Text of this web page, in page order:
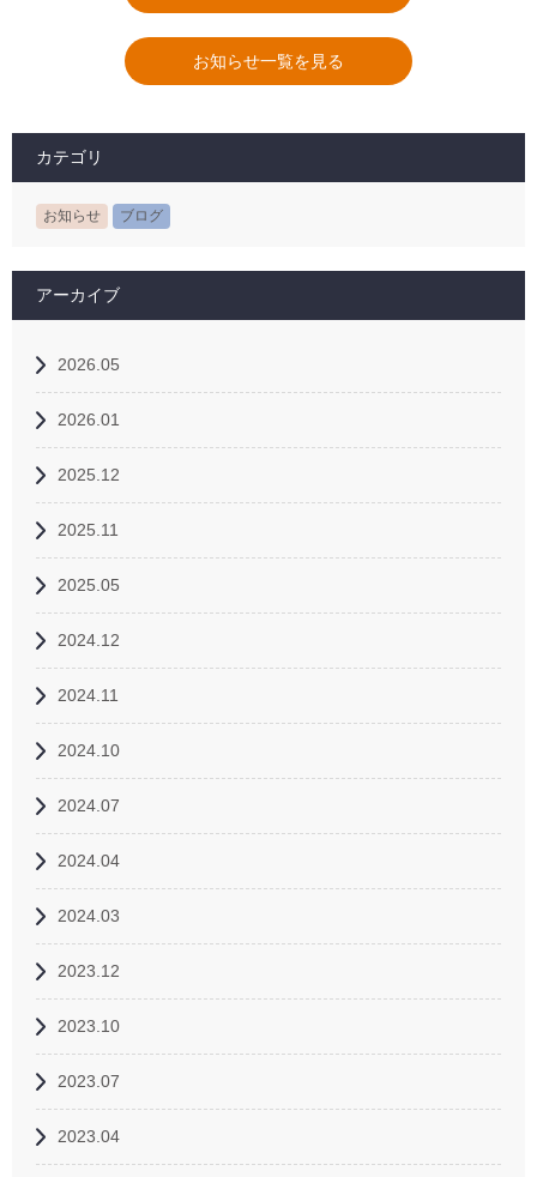
お知らせ一覧を見る
カテゴリ
お知らせ ブログ
アーカイブ
2026.05
2026.01
2025.12
2025.11
2025.05
2024.12
2024.11
2024.10
2024.07
2024.04
2024.03
2023.12
2023.10
2023.07
2023.04